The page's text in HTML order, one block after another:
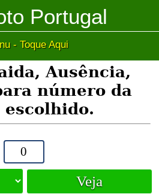
Portugal
- Toque Aqui
Ausência,
número da
escolhido.